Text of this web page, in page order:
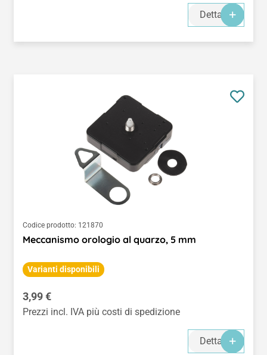
Dettagli
Codice prodotto: 121870
Meccanismo orologio al quarzo, 5 mm
Varianti disponibili
Prezzo normale:
3,99 €
Prezzi incl. IVA più costi di spedizione
Dettagli